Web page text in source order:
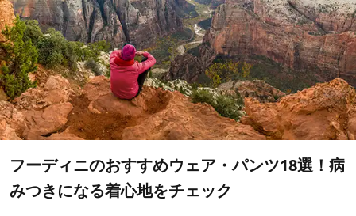
フーディニのおすすめウェア・パンツ18選！病
みつきになる着心地をチェック